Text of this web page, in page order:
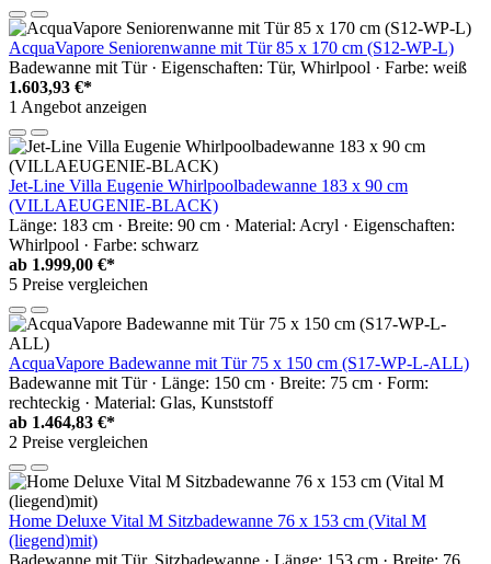
AcquaVapore Seniorenwanne mit Tür 85 x 170 cm (S12-WP-L)
Badewanne mit Tür · Eigenschaften: Tür, Whirlpool · Farbe: weiß
1.603,93 €*
1 Angebot anzeigen
Jet-Line Villa Eugenie Whirlpoolbadewanne 183 x 90 cm
(VILLAEUGENIE-BLACK)
Länge: 183 cm · Breite: 90 cm · Material: Acryl · Eigenschaften:
Whirlpool · Farbe: schwarz
ab 1.999,00 €*
5 Preise vergleichen
AcquaVapore Badewanne mit Tür 75 x 150 cm (S17-WP-L-ALL)
Badewanne mit Tür · Länge: 150 cm · Breite: 75 cm · Form:
rechteckig · Material: Glas, Kunststoff
ab 1.464,83 €*
2 Preise vergleichen
Home Deluxe Vital M Sitzbadewanne 76 x 153 cm (Vital M
(liegend)mit)